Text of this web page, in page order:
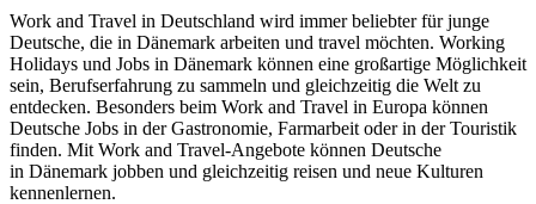
Work and Travel in Deutschland wird immer beliebter für junge
Deutsche, die in Dänemark arbeiten und travel möchten. Working
Holidays und Jobs in Dänemark können eine großartige Möglichkeit
sein, Berufserfahrung zu sammeln und gleichzeitig die Welt zu
entdecken. Besonders beim Work and Travel in Europa können
Deutsche Jobs in der Gastronomie, Farmarbeit oder in der Touristik
finden. Mit Work and Travel-Angebote können Deutsche
in Dänemark jobben und gleichzeitig reisen und neue Kulturen
kennenlernen.